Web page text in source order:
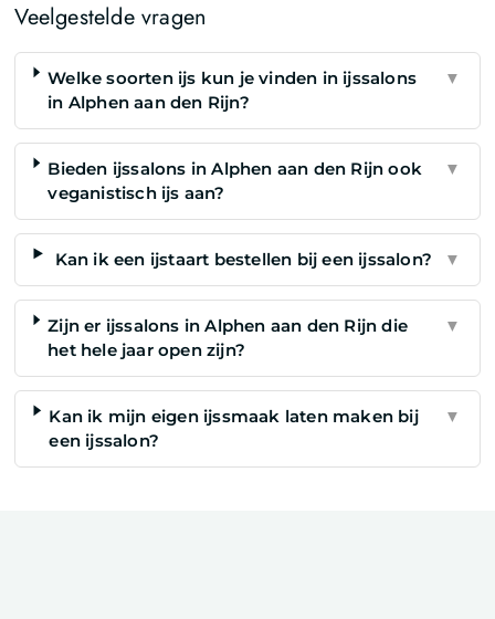
Veelgestelde vragen
Welke soorten ijs kun je vinden in ijssalons
in Alphen aan den Rijn?
▼
Bieden ijssalons in Alphen aan den Rijn ook
veganistisch ijs aan?
▼
Kan ik een ijstaart bestellen bij een ijssalon? ▼
Zijn er ijssalons in Alphen aan den Rijn die
het hele jaar open zijn?
▼
Kan ik mijn eigen ijssmaak laten maken bij
een ijssalon?
▼